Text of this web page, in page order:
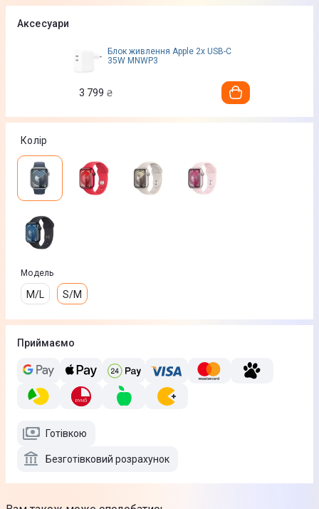
Аксесуари
Блок живлення Apple 2x USB-C
35W MNWP3
3 799 ₴
Колір
Модель
M/L S/M
Приймаємо
Готівкою
Безготівковий розрахунок